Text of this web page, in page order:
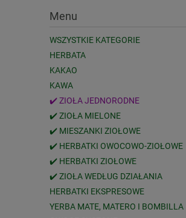
Menu
WSZYSTKIE KATEGORIE
HERBATA
KAKAO
KAWA
✔️ ZIOŁA JEDNORODNE
✔️ ZIOŁA MIELONE
✔️ MIESZANKI ZIOŁOWE
✔️ HERBATKI OWOCOWO-ZIOŁOWE
✔️ HERBATKI ZIOŁOWE
✔️ ZIOŁA WEDŁUG DZIAŁANIA
HERBATKI EKSPRESOWE
YERBA MATE, MATERO I BOMBILLA